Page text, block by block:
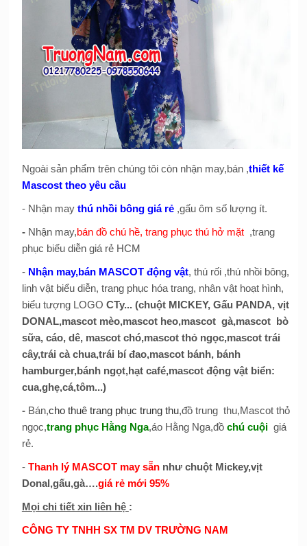
Ngoài sản phẩm trên chúng tôi còn nhận may,bán ,thiết kế
Mascost theo yêu cầu
- Nhận may thú nhồi bông giá rẻ,gấu ôm số lượng ít.
- Nhận may,bán đồ chú hề, trang phục thú hở mặt ,trang
phục biểu diễn giá rẻ HCM
- Nhận may,bán MASCOT động vật, thú rối ,thú nhồi bông,
linh vật biểu diễn, trang phục hóa trang, nhân vật hoạt hình,
biểu tượng LOGO CTy... (chuột MICKEY, Gấu PANDA, vịt
DONAL,mascot mèo,mascot heo,mascot gà,mascot bò
sữa, cáo, dê, mascot chó,mascot thỏ ngọc,mascot trái
cây,trái cà chua,trái bí đao,mascot bánh, bánh
hamburger,bánh ngọt,hạt café,mascot động vật biển:
cua,ghẹ,cá,tôm...)
- Bán,cho thuê trang phục trung thu,đồ trung thu,Mascot thỏ
ngọc,trang phục Hằng Nga,áo Hằng Nga,đồ chú cuộigiá
rẻ.
- Thanh lý MASCOT may sẵnnhư chuột Mickey,vịt
Donal,gấu,gà….giá rẻ mới 95%
Mọi chi tiết xin liên hệ :
CÔNG TY TNHH SX TM DV TRƯỜNG NAM